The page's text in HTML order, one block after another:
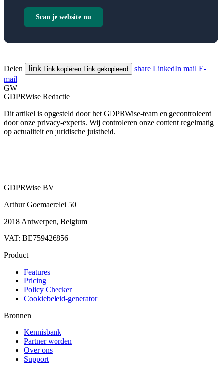
Scan je website nu
Delen link Link kopiëren Link gekopieerd share LinkedIn mail E-
mail
GW
GDPRWise Redactie
Dit artikel is opgesteld door het GDPRWise-team en gecontroleerd
door onze privacy-experts. Wij controleren onze content regelmatig
op actualiteit en juridische juistheid.
GDPRWise BV
Arthur Goemaerelei 50
2018 Antwerpen, Belgium
VAT: BE759426856
Product
Features
Pricing
Policy Checker
Cookiebeleid-generator
Bronnen
Kennisbank
Partner worden
Over ons
Support